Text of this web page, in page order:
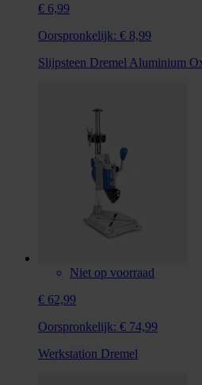
€ 6,99
Oorspronkelijk: € 8,99
Slijpsteen Dremel Aluminium
Niet op voorraad
€ 62,99
Oorspronkelijk: € 74,99
Werkstation Dremel